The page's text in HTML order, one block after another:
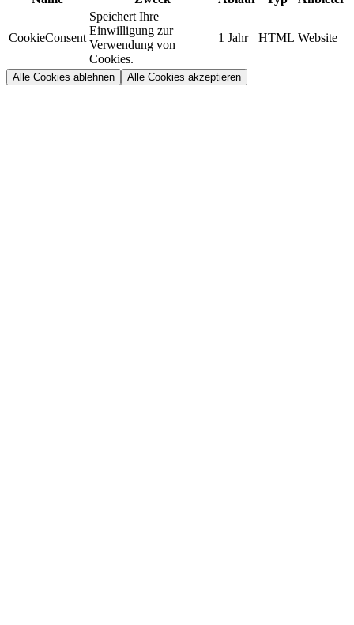
CookieConsent
Speichert Ihre
Einwilligung zur
Verwendung von
Cookies.
1 Jahr HTML Website
Alle Cookies ablehnen Alle Cookies akzeptieren